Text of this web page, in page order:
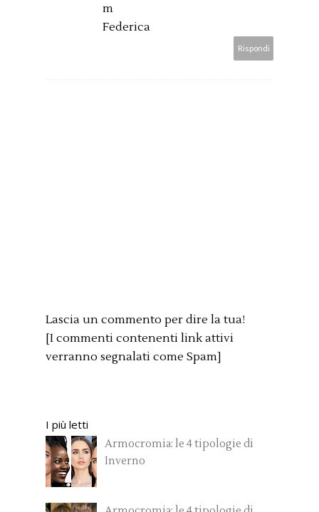
m
Federica
Rispondi
Lascia un commento per dire la tua!
[I commenti contenenti link attivi
verranno segnalati come Spam]
I più letti
Armocromia: le 4 tipologie di
Inverno